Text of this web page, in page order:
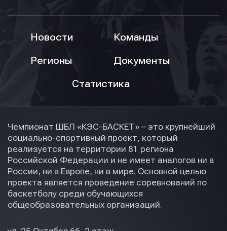
Новости
Команды
Регионы
Документы
Статистика
Чемпионат ШБЛ «КЭС-БАСКЕТ» – это крупнейший
социально-спортивный проект, который
реализуется на территории 81 региона
Российской Федерации и не имеет аналогов ни в
России, ни в Европе, ни в мире. Основной целью
проекта является проведение соревнований по
баскетболу среди обучающихся
общеобразовательных организаций.